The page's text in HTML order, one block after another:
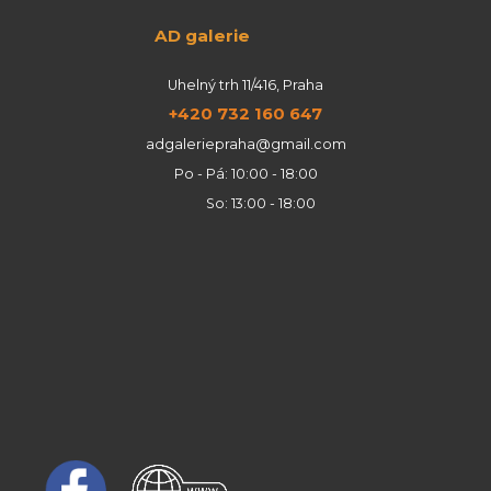
AD galerie
Uhelný trh 11/416, Praha
+420 732 160 647
adgaleriepraha@gmail.com
Po - Pá: 10:00 - 18:00
So: 13:00 - 18:00